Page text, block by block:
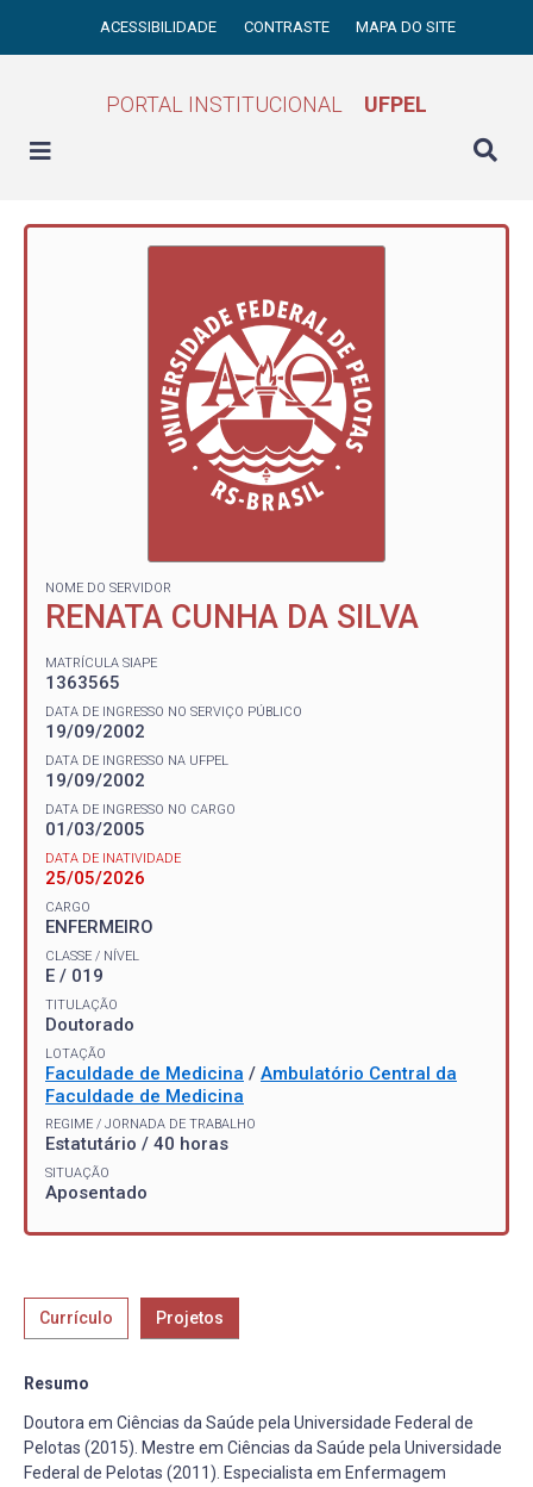
ACESSIBILIDADE CONTRASTE MAPA DO SITE
PORTAL INSTITUCIONAL UFPEL
NOME DO SERVIDOR
RENATA CUNHA DA SILVA
MATRÍCULA SIAPE
1363565
DATA DE INGRESSO NO SERVIÇO PÚBLICO
19/09/2002
DATA DE INGRESSO NA UFPEL
19/09/2002
DATA DE INGRESSO NO CARGO
01/03/2005
DATA DE INATIVIDADE
25/05/2026
CARGO
ENFERMEIRO
CLASSE / NÍVEL
E / 019
TITULAÇÃO
Doutorado
LOTAÇÃO
Faculdade de Medicina / Ambulatório Central da
Faculdade de Medicina
REGIME / JORNADA DE TRABALHO
Estatutário / 40 horas
SITUAÇÃO
Aposentado
Currículo Projetos
Resumo
Doutora em Ciências da Saúde pela Universidade Federal de
Pelotas (2015). Mestre em Ciências da Saúde pela Universidade
Federal de Pelotas (2011). Especialista em Enfermagem